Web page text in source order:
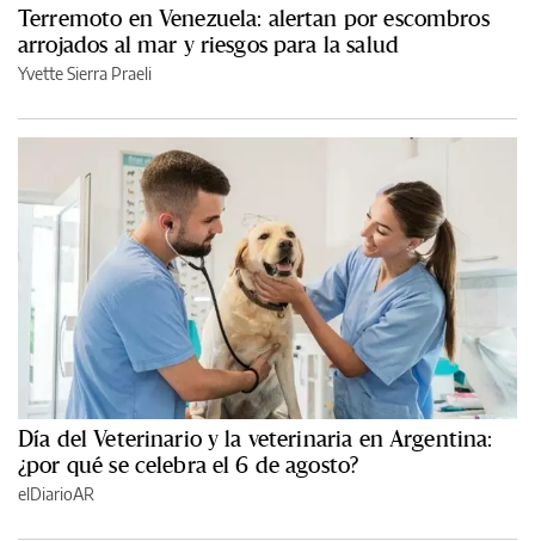
Terremoto en Venezuela: alertan por escombros
arrojados al mar y riesgos para la salud
Yvette Sierra Praeli
Día del Veterinario y la veterinaria en Argentina:
¿por qué se celebra el 6 de agosto?
elDiarioAR